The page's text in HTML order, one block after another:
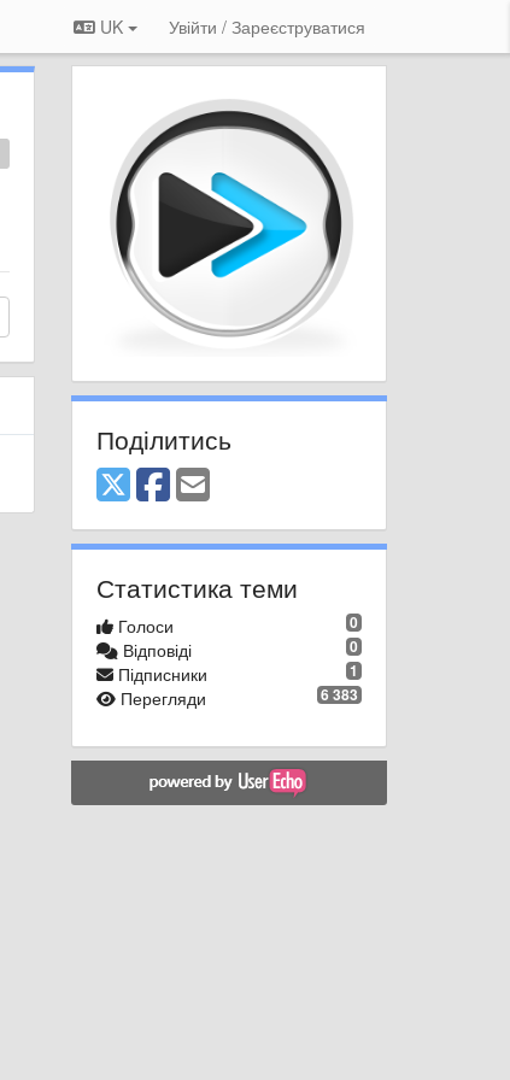
UK Увійти / Зареєструватися
Поділитись
Статистика теми
0
Голоси
0
Відповіді
1
Підписники
6 383
Перегляди